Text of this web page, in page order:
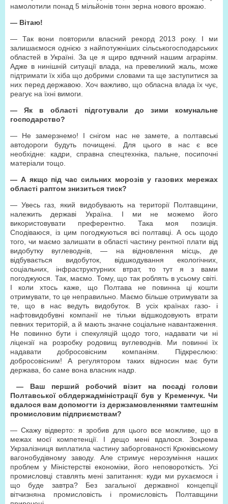
намолотили понад 5 мільйонів тонн зерна нового врожаю.
— Вітаю!
— Так вони повторили власний рекорд 2013 року. І ми
залишаємося однією з найпотужніших сільськогосподарських
областей в Україні. За це я щиро вдячний нашим аграріям.
Адже в нинішній ситуації влада, на превеликий жаль, може
підтримати їх хіба що добрими словами та ще заступитися за
них перед державою. Хоч важливо, що обласна влада їх чує,
реагує на їхні вимоги.
— Як в області підготували до зими комунальне
господарство?
— Не замерзнемо! І снігом нас не замете, а полтавські
автодороги будуть почищені. Для цього в нас є все
необхідне: кадри, справна спецтехніка, пальне, посипочні
матеріали тощо.
— А якщо під час сильних морозів у газових мережах
області раптом знизиться тиск?
— Увесь газ, який видобувають на території Полтавщини,
належить державі Україна. І ми не можемо його
використовувати преферентно. Така моя позиція.
Сподіваюся, із цим погоджуються всі полтавці. А ось щодо
того, чи маємо залишати в області частину рентної плати від
видобутку вуглеводнів, — на відновлення місць, де
відбувається видобуток, відшкодування екологічних,
соціальних, інфраструктурних втрат, то тут я з вами
погоджуюся. Так, маємо. Тому, що так роблять в усьому світі.
І коли хтось каже, що Полтава не повинна ці кошти
отримувати, то це неправильно. Маємо більше отримувати за
те, що в нас ведуть видобуток. В усіх країнах газо- і
нафтовидобувні компанії не тільки відшкодовують втрати
певних територій, а й мають значне соціальне навантаження.
Не повинно бути і спекуляцій щодо того, надавати чи ні
ліцензії на розробку родовищ вуглеводнів. Ми повинні їх
надавати добросовісним компаніям. Підкреслюю:
добросовісним! А регулятором таких відносин має бути
держава, бо саме вона власник надр.
— Ваш перший робочий візит на посаді голови
Полтавської облдержадміністрації був у Кременчук. Чи
вдалося вам допомогти із держзамовленнями тамтешнім
промисловим підприємствам?
— Скажу відверто: я зробив для цього все можливе, що в
межах моєї компетенції. І дещо мені вдалося. Зокрема
Укрзалізниця виплатила частину заборгованості Крюківському
вагонобудівному заводу. Але стримує нерозуміння наших
проблем у Міністерстві економіки, його неповороткість. Усі
промисловці ставлять мені запитання: куди ми рухаємося і
що буде завтра? Без загальної державної концепції
вітчизняна промисловість і промисловість Полтавщини